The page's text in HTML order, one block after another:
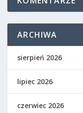
ARCHIWA
sierpień 2026
lipiec 2026
czerwiec 2026